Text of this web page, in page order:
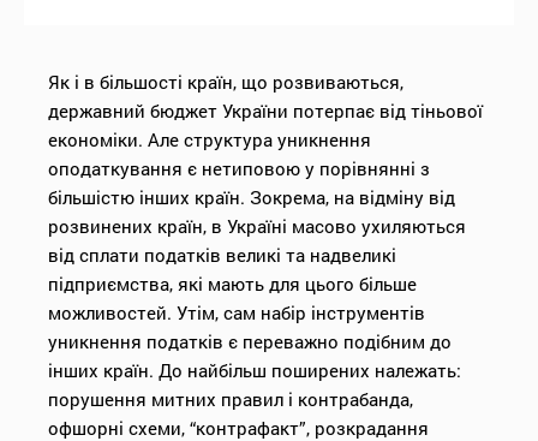
Як і в більшості країн, що розвиваються,
державний бюджет України потерпає від тіньової
економіки. Але структура уникнення
оподаткування є нетиповою у порівнянні з
більшістю інших країн. Зокрема, на відміну від
розвинених країн, в Україні масово ухиляються
від сплати податків великі та надвеликі
підприємства, які мають для цього більше
можливостей. Утім, сам набір інструментів
уникнення податків є переважно подібним до
інших країн. До найбільш поширених належать:
порушення митних правил і контрабанда,
офшорні схеми, “контрафакт”, розкрадання